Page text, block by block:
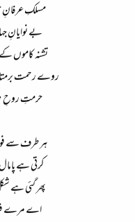
مسلکِ عرفانِ
بے نوایانِ
تشنہ کاموں
روے رحمت
حرمتِ روحِ
ہر طرف سے
کرتی ہے
پھر گئی ہے
اے مرے